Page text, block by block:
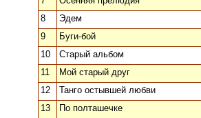
8
Эдем
9
Буги-бой
10
Старый альбом
11
Мой старый друг
12
Танго остывшей любви
13
По полташечке